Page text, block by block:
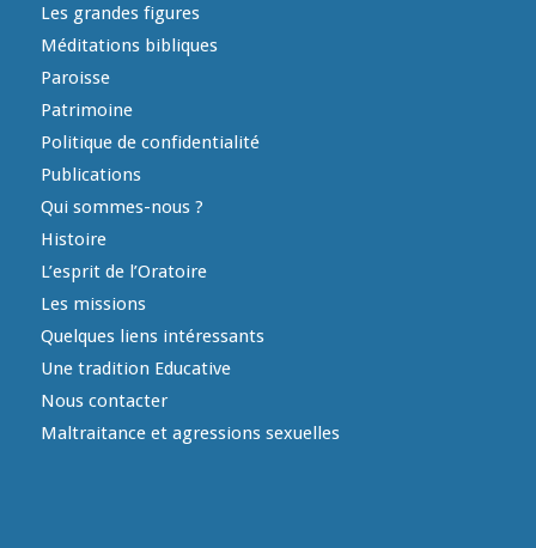
Les grandes figures
Méditations bibliques
Paroisse
Patrimoine
Politique de confidentialité
Publications
Qui sommes-nous ?
Histoire
L’esprit de l’Oratoire
Les missions
Quelques liens intéressants
Une tradition Educative
Nous contacter
Maltraitance et agressions sexuelles